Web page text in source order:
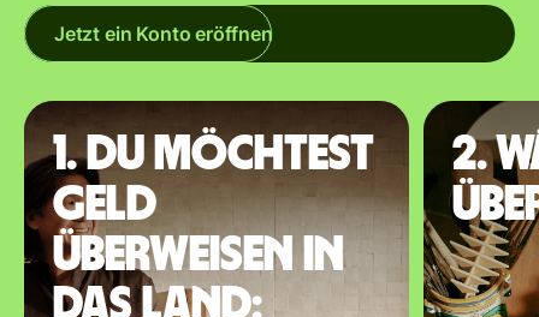
Jetzt ein Konto eröffnen
1. Du möchtest
Geld
überweisen in
das Land:
2.